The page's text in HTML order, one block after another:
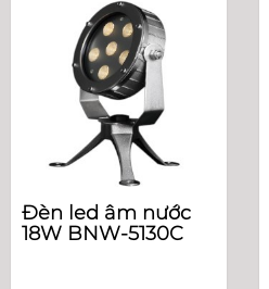
Đèn led âm nước
18W BNW-5130C